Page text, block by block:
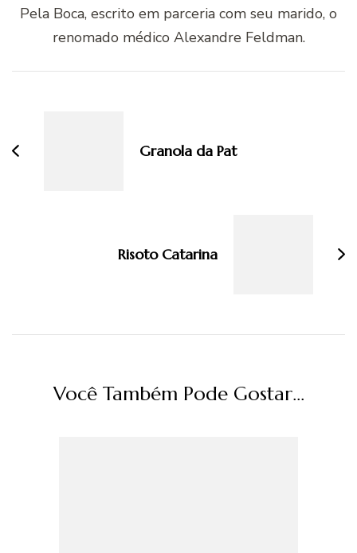
Pela Boca, escrito em parceria com seu marido, o
renomado médico Alexandre Feldman.
Granola da Pat
Risoto Catarina
Você Também Pode Gostar...